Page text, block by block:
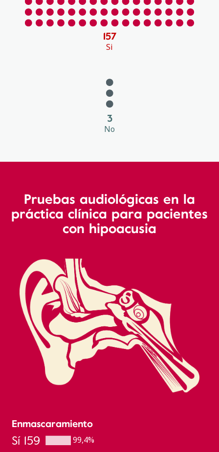
157
Si
3
No
Pruebas audiológicas en la
práctica clínica para pacientes
con hipoacusia
Enmascaramiento
Sí 159 99,4%